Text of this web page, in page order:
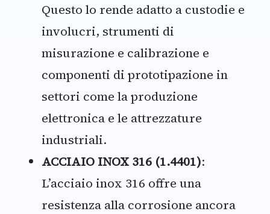
Questo lo rende adatto a custodie e
involucri, strumenti di
misurazione e calibrazione e
componenti di prototipazione in
settori come la produzione
elettronica e le attrezzature
industriali.
ACCIAIO INOX 316 (1.4401):
L’acciaio inox 316 offre una
resistenza alla corrosione ancora